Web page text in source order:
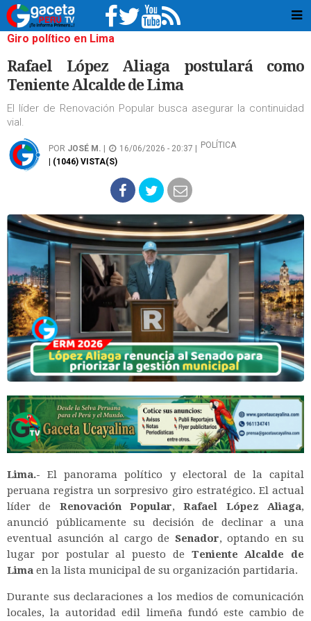
Giro político en Lima
Rafael López Aliaga postulará como
Teniente Alcalde de Lima
El líder de Renovación Popular busca asegurar la continuidad
vial.
POR JOSÉ M. 16/06/2026 - 20:37 |
POLÍTICA
| (1046) VISTA(S)
Lima.- El panorama político y electoral de la capital
peruana registra un sorpresivo giro estratégico. El actual
líder de Renovación Popular,Rafael López Aliaga,
anunció públicamente su decisión de declinar a una
eventual asunción al cargo de Senador, optando en su
lugar por postular al puesto de Teniente Alcalde de
Lima en la lista municipal de su organización partidaria.
Durante sus declaraciones a los medios de comunicación
locales, la autoridad edil limeña fundó este cambio de